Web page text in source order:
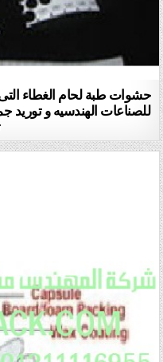
حشوات طبة لحام الغطاء
للصناعات الهندسيه و توريد